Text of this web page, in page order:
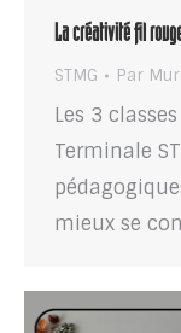
La créativité fil
STMG Par
Les 3
Terminale
mieux se